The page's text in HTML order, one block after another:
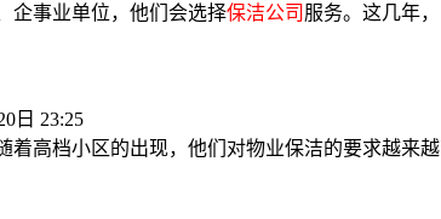
企事业单位，他们会选择保洁公司 服务。这几年
日 23:25
高档小区的出现，他们对物业保洁的要求越来